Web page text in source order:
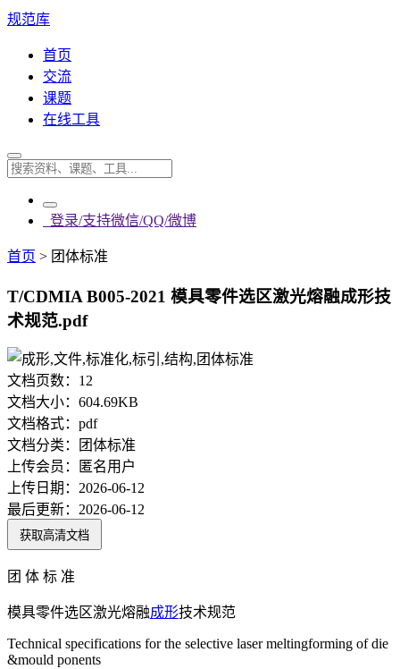
规范库
首页
交流
课题
在线工具
登录/支持微信/QQ/微博
首页 > 团体标准
T/CDMIA B005-2021 模具零件选区激光熔融成形技
术规范.pdf
文档页数： 12
文档大小： 604.69KB
文档格式： pdf
文档分类：
团体标准
上传会员：
匿名用户
上传日期： 2026-06-12
最后更新： 2026-06-12
获取高清文档
团 体 标 准
模具零件选区激光熔融成形技术规范
Technical specifications for the selective laser meltingforming of die
&mould ponents